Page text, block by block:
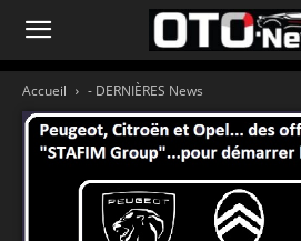
Accueil - DERNIÈRES News